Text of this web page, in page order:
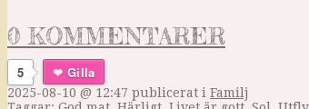
0 KOMMENTARER
5 Gilla
2025-08-10 @ 12:47 publicerat i Familj